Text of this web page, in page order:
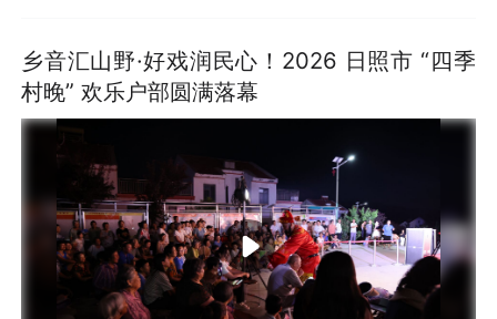
乡音汇山野·好戏润民心！2026 日照市 “四季
村晚” 欢乐户部圆满落幕